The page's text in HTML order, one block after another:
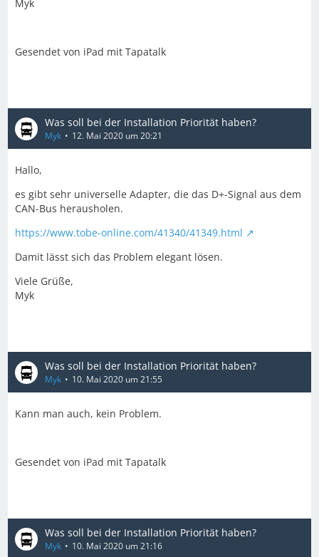
Myk
Gesendet von iPad mit Tapatalk
Was soll bei der Installation Priorität haben?
Myk 12. Mai 2020 um 20:21
Hallo,
es gibt sehr universelle Adapter, die das D+-Signal aus dem
CAN-Bus herausholen.
https://www.tobe-online.com/41340/41349.html
Damit lässt sich das Problem elegant lösen.
Viele Grüße,
Myk
Was soll bei der Installation Priorität haben?
Myk 10. Mai 2020 um 21:55
Kann man auch, kein Problem.
Gesendet von iPad mit Tapatalk
Was soll bei der Installation Priorität haben?
Myk 10. Mai 2020 um 21:16